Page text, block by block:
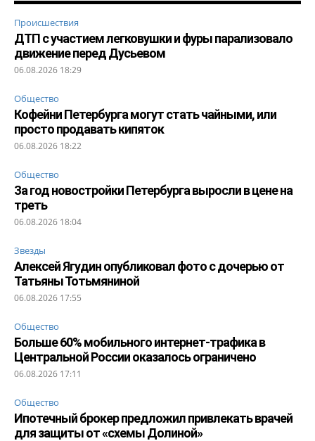
Происшествия
ДТП с участием легковушки и фуры парализовало
движение перед Дусьевом
06.08.2026 18:29
Общество
Кофейни Петербурга могут стать чайными, или
просто продавать кипяток
06.08.2026 18:22
Общество
За год новостройки Петербурга выросли в цене на
треть
06.08.2026 18:04
Звезды
Алексей Ягудин опубликовал фото с дочерью от
Татьяны Тотьмяниной
06.08.2026 17:55
Общество
Больше 60% мобильного интернет-трафика в
Центральной России оказалось ограничено
06.08.2026 17:11
Общество
Ипотечный брокер предложил привлекать врачей
для защиты от «схемы Долиной»